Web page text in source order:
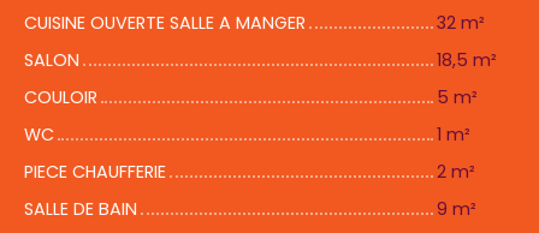
CUISINE OUVERTE SALLE A MANGER
32 m²
SALON
18,5 m²
COULOIR
5 m²
WC
1 m²
PIECE CHAUFFERIE
2 m²
SALLE DE BAIN
9 m²